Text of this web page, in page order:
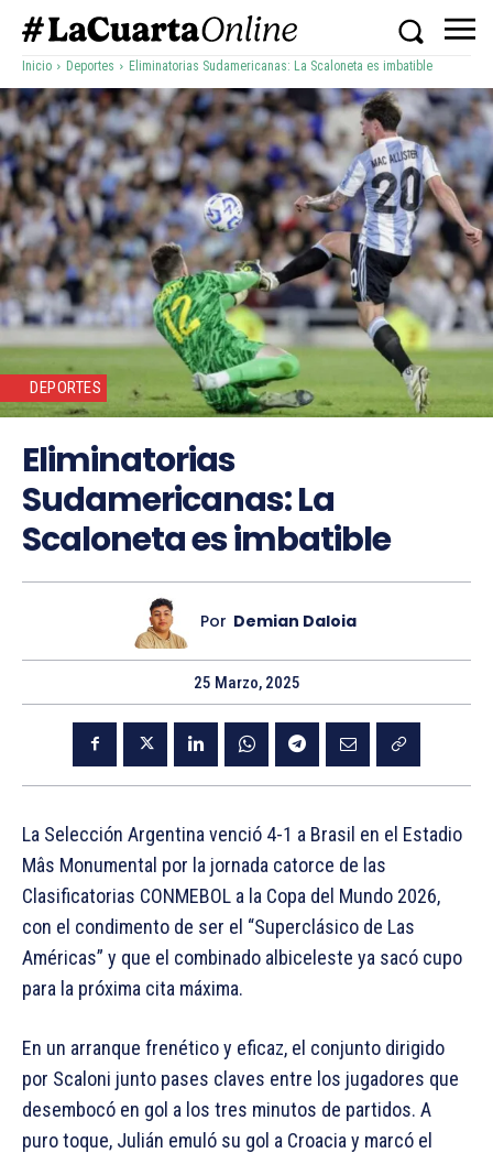
Inicio Deportes Eliminatorias Sudamericanas: La Scaloneta es imbatible
DEPORTES
Eliminatorias
Sudamericanas: La
Scaloneta es imbatible
Por Demian Daloia
25 Marzo, 2025
La Selección Argentina venció 4-1 a Brasil en el Estadio
Mâs Monumental por la jornada catorce de las
Clasificatorias CONMEBOL a la Copa del Mundo 2026,
con el condimento de ser el “Superclásico de Las
Américas” y que el combinado albiceleste ya sacó cupo
para la próxima cita máxima.
En un arranque frenético y eficaz, el conjunto dirigido
por Scaloni junto pases claves entre los jugadores que
desembocó en gol a los tres minutos de partidos. A
puro toque, Julián emuló su gol a Croacia y marcó el